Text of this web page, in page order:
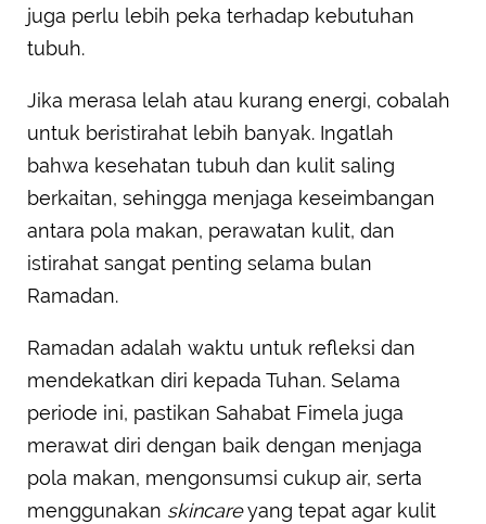
juga perlu lebih peka terhadap kebutuhan
tubuh.
Jika merasa lelah atau kurang energi, cobalah
untuk beristirahat lebih banyak. Ingatlah
bahwa kesehatan tubuh dan kulit saling
berkaitan, sehingga menjaga keseimbangan
antara pola makan, perawatan kulit, dan
istirahat sangat penting selama bulan
Ramadan.
Ramadan adalah waktu untuk refleksi dan
mendekatkan diri kepada Tuhan. Selama
periode ini, pastikan Sahabat Fimela juga
merawat diri dengan baik dengan menjaga
pola makan, mengonsumsi cukup air, serta
menggunakan skincareyang tepat agar kulit